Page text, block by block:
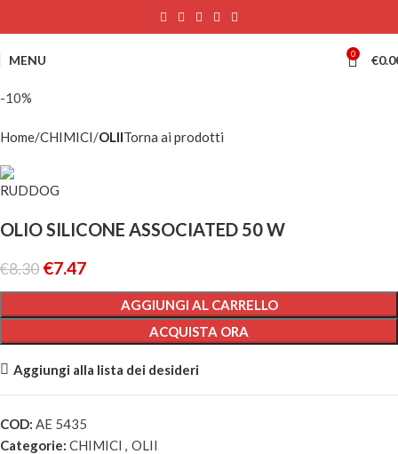
MENU 0 €
-10%
Home CHIMICI OLIITorna ai prodotti
OLIO SILICONE ASSOCIATED 50 W
€8.30 €7.47
AGGIUNGI AL CARRELLO
ACQUISTA ORA
Aggiungi alla lista dei desideri
COD: AE 5435
Categorie: CHIMICI , OLII